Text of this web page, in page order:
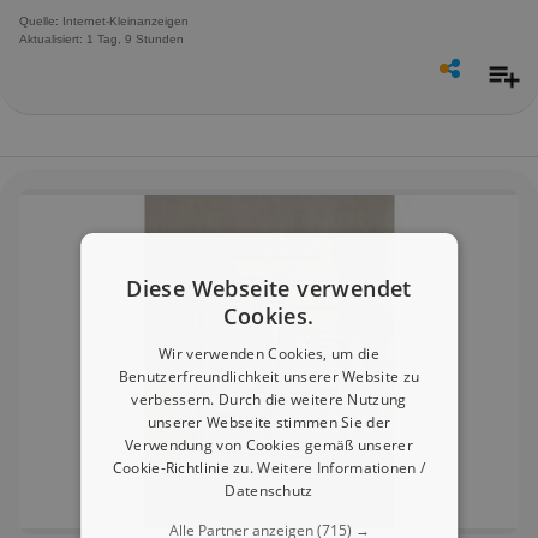
Quelle: Internet-Kleinanzeigen
Aktualisiert: 1 Tag, 9 Stunden
Diese Webseite verwendet
Cookies.
Wir verwenden Cookies, um die
Benutzerfreundlichkeit unserer Website zu
verbessern. Durch die weitere Nutzung
unserer Webseite stimmen Sie der
Verwendung von Cookies gemäß unserer
Cookie-Richtlinie zu.Weitere Informationen /
Datenschutz
Alle Partner anzeigen(715) →